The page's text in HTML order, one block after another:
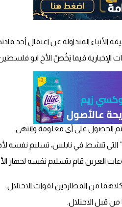
المتداولة عن اعتقال أحد
الإخبارية فيما يَخُصّ الأخ ابو
الحصول على أي معلومة وانتهى.
تنشط في نابلس، تسليم نفسه
العرين قام بتسليم نفسه لجهاز
من المطاردين لقوات الاحتلال.
قبل الاحتلال.